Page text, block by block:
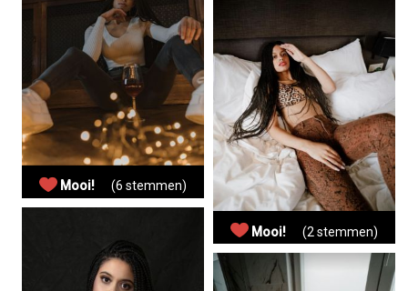
Mooi! (6 stemmen)
Mooi! (2 stemmen)